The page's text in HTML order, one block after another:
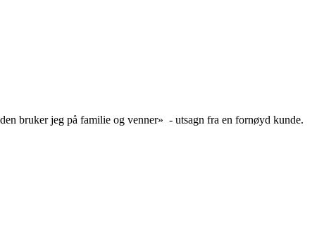
bruker jeg på familie og venner» - utsagn fra en fornøyd kunde.